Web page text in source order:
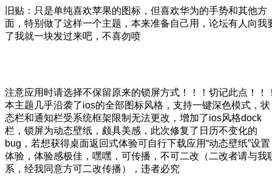
旧贴：只是单纯喜欢苹果的图标，但喜欢华为的手势和其他方
面，特别做了这样一个主题，本来准备自己用，论坛有人向我
了我就一块发过来吧，不喜勿喷
注意应用时请选择不保留原来的锁屏方式！！！切记此点！！
本主题几乎沿袭了ios的全部图标风格，支持一键深色模式，状
态栏和通知栏受系统框架限制无法更改，增加了ios风格dock
栏，锁屏为动态壁纸，颇具美感，此次修复了日历不变化的
bug，若想获得桌面返回式体验可自行下载应用“动态壁纸”设置
体验，体验感极佳，嘿嘿，可传播，不可二改（二改者请与我
系，经我同意方可二改传播），违者必究